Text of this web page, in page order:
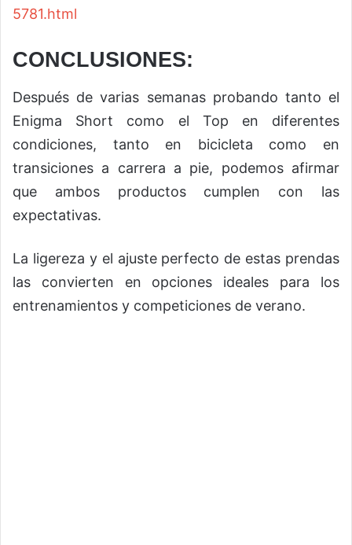
5781.html
CONCLUSIONES:
Después de varias semanas probando tanto el
Enigma Short como el Top en diferentes
condiciones, tanto en bicicleta como en
transiciones a carrera a pie, podemos afirmar
que ambos productos cumplen con las
expectativas.
La ligereza y el ajuste perfecto de estas prendas
las convierten en opciones ideales para los
entrenamientos y competiciones de verano.